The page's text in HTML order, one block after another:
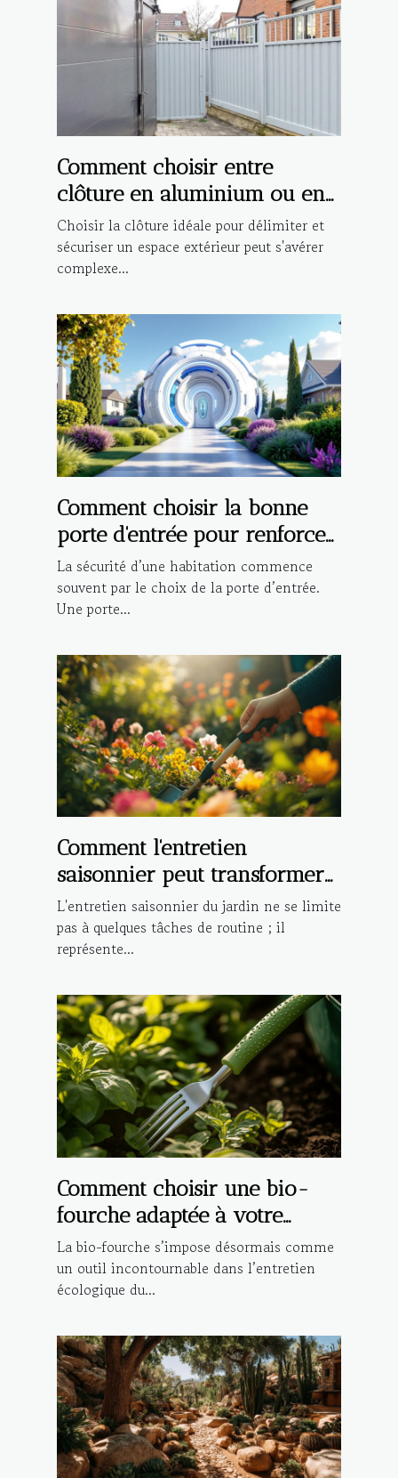
Comment choisir entre
clôture en aluminium ou en
PVC ?
Choisir la clôture idéale pour délimiter et
sécuriser un espace extérieur peut s'avérer
complexe...
Comment choisir la bonne
porte d'entrée pour renforcer
la sécurité de votre maison ?
La sécurité d’une habitation commence
souvent par le choix de la porte d’entrée.
Une porte...
Comment l'entretien
saisonnier peut transformer
votre jardin ?
L'entretien saisonnier du jardin ne se limite
pas à quelques tâches de routine ; il
représente...
Comment choisir une bio-
fourche adaptée à votre
jardin ?
La bio-fourche s’impose désormais comme
un outil incontournable dans l’entretien
écologique du...